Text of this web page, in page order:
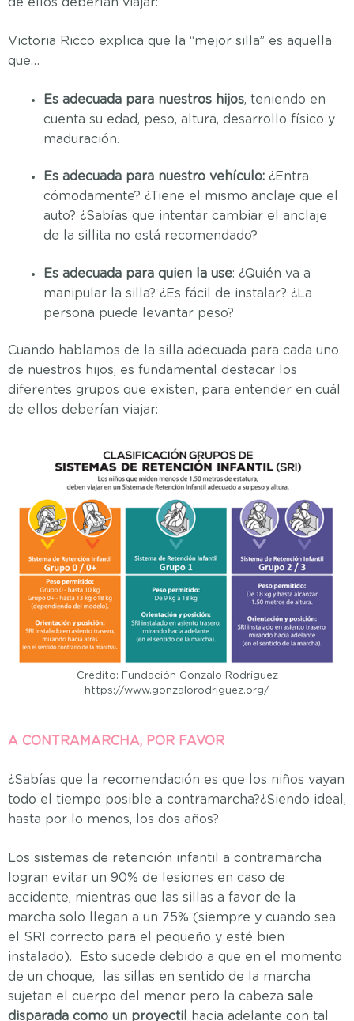
Victoria Ricco explica que la “mejor silla” es aquella
que…
Es adecuada para nuestros hijos, teniendo en
cuenta su edad, peso, altura, desarrollo físico y
maduración.
Es adecuada para nuestro vehículo: ¿Entra
cómodamente? ¿Tiene el mismo anclaje que el
auto? ¿Sabías que intentar cambiar el anclaje
de la sillita no está recomendado?
Es adecuada para quien la use: ¿Quién va a
manipular la silla? ¿Es fácil de instalar? ¿La
persona puede levantar peso?
Cuando hablamos de la silla adecuada para cada uno
de nuestros hijos, es fundamental destacar los
diferentes grupos que existen, para entender en cuál
de ellos deberían viajar:
Crédito: Fundación Gonzalo Rodríguez
https://www.gonzalorodriguez.org/
A CONTRAMARCHA, POR FAVOR
¿Sabías que la recomendación es que los niños vayan
todo el tiempo posible a contramarcha?¿Siendo ideal,
hasta por lo menos, los dos años?
Los sistemas de retención infantil a contramarcha
logran evitar un 90% de lesiones en caso de
accidente, mientras que las sillas a favor de la
marcha solo llegan a un 75% (siempre y cuando sea
el SRI correcto para el pequeño y esté bien
instalado). Esto sucede debido a que en el momento
de un choque, las sillas en sentido de la marcha
sujetan el cuerpo del menor pero la cabeza sale
disparada como un proyectil
hacia adelante con tal